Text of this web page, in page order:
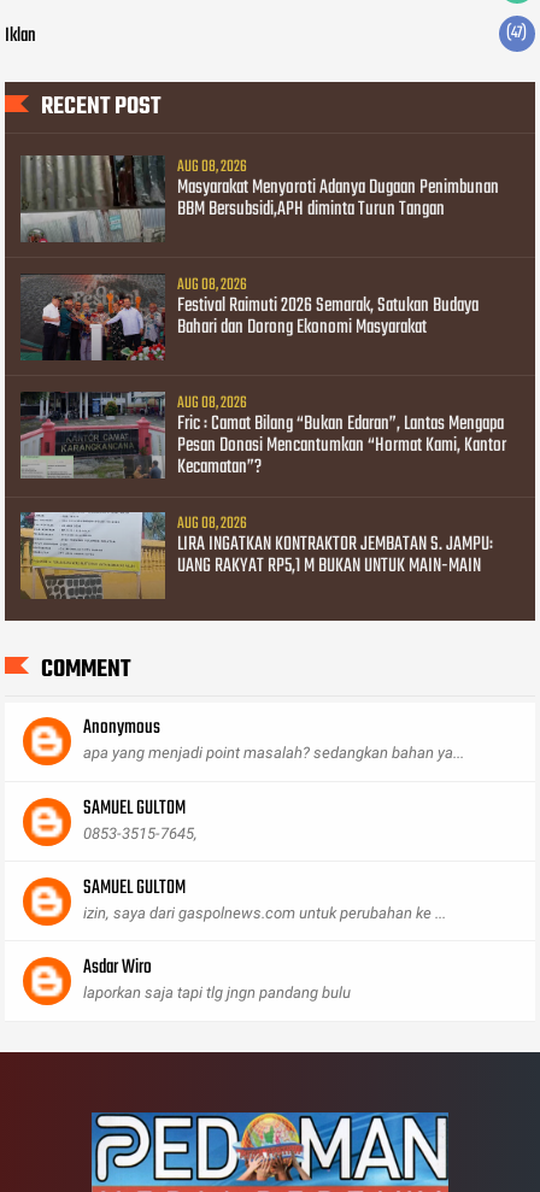
Iklan (47)
RECENT POST
AUG 08, 2026
Masyarakat Menyoroti Adanya Dugaan Penimbunan
BBM Bersubsidi,APH diminta Turun Tangan
AUG 08, 2026
Festival Raimuti 2026 Semarak, Satukan Budaya
Bahari dan Dorong Ekonomi Masyarakat
AUG 08, 2026
Fric : Camat Bilang “Bukan Edaran”, Lantas Mengapa
Pesan Donasi Mencantumkan “Hormat Kami, Kantor
Kecamatan”?
AUG 08, 2026
LIRA INGATKAN KONTRAKTOR JEMBATAN S. JAMPU:
UANG RAKYAT RP5,1 M BUKAN UNTUK MAIN-MAIN
COMMENT
Anonymous
apa yang menjadi point masalah? sedangkan bahan ya...
SAMUEL GULTOM
0853-3515-7645,
SAMUEL GULTOM
izin, saya dari gaspolnews.com untuk perubahan ke ...
Asdar Wiro
laporkan saja tapi tlg jngn pandang bulu